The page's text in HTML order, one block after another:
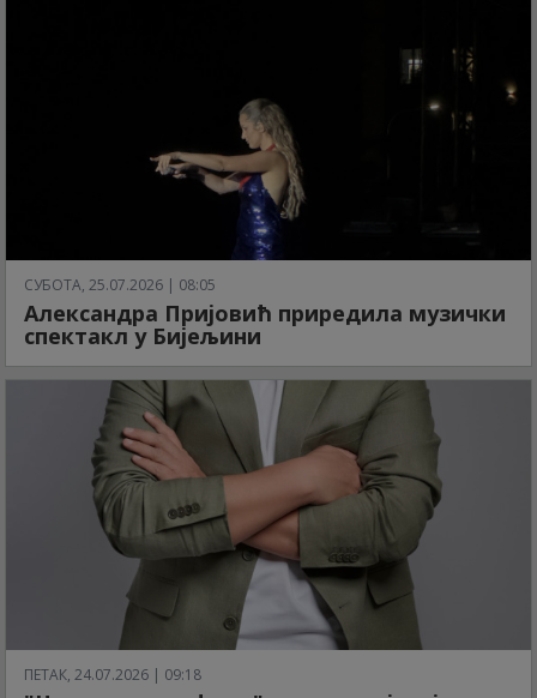
СУБОТА, 25.07.2026 | 08:05
Александра Пријовић приредила музички
спектакл у Бијељини
ПЕТАК, 24.07.2026 | 09:18